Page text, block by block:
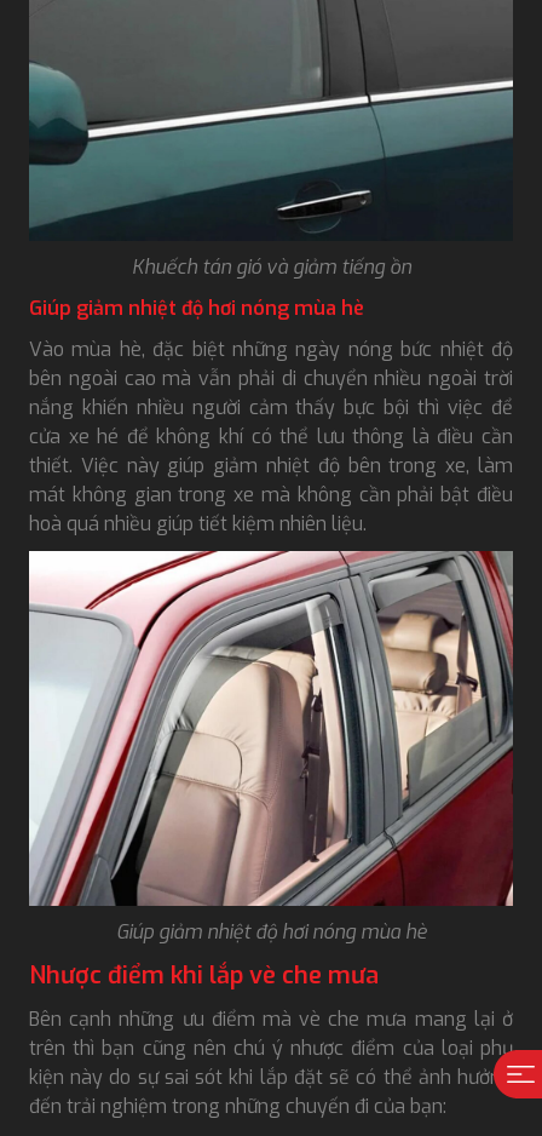
Khuếch tán gió và giảm tiếng ồn
Giúp giảm nhiệt độ hơi nóng mùa hè
Vào mùa hè, đặc biệt những ngày nóng bức nhiệt độ
bên ngoài cao mà vẫn phải di chuyển nhiều ngoài trời
nắng khiến nhiều người cảm thấy bực bội thì việc để
cửa xe hé để không khí có thể lưu thông là điều cần
thiết. Việc này giúp giảm nhiệt độ bên trong xe, làm
mát không gian trong xe mà không cần phải bật điều
hoà quá nhiều giúp tiết kiệm nhiên liệu.
Giúp giảm nhiệt độ hơi nóng mùa hè
Nhược điểm khi lắp vè che mưa
Bên cạnh những ưu điểm mà vè che mưa mang lại ở
trên thì bạn cũng nên chú ý nhược điểm của loại phụ
kiện này do sự sai sót khi lắp đặt sẽ có thể ảnh hưởng
đến trải nghiệm trong những chuyến đi của bạn: